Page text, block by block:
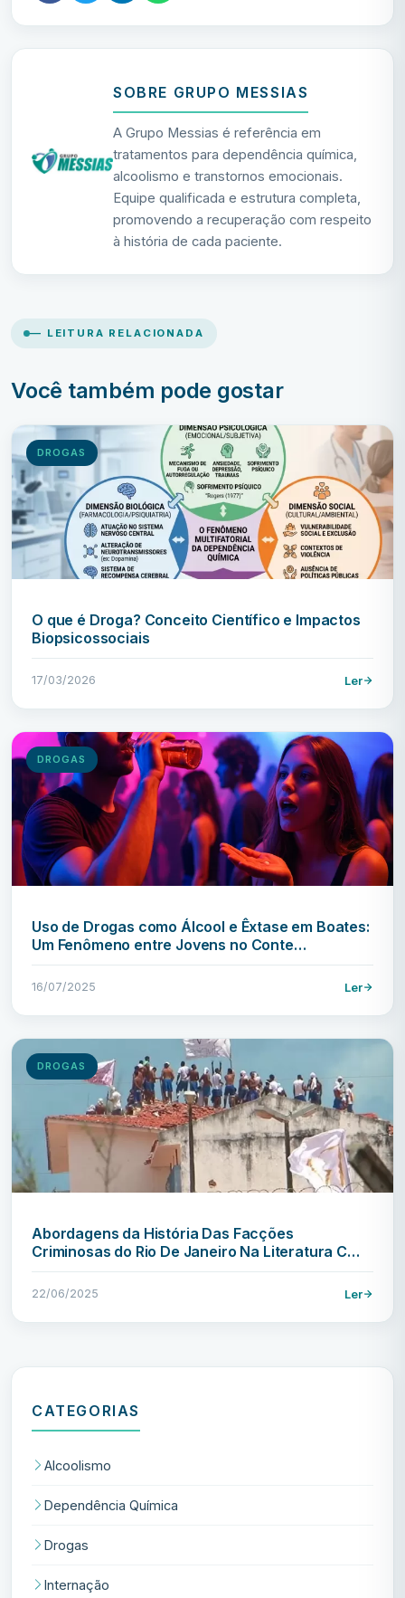
SOBRE GRUPO MESSIAS
A Grupo Messias é referência em
tratamentos para dependência química,
alcoolismo e transtornos emocionais.
Equipe qualificada e estrutura completa,
promovendo a recuperação com respeito
à história de cada paciente.
— LEITURA RELACIONADA
Você também pode gostar
DROGAS
O que é Droga? Conceito Científico e Impactos
Biopsicossociais
17/03/2026 Ler
DROGAS
Uso de Drogas como Álcool e Êxtase em Boates:
Um Fenômeno entre Jovens no Conte…
16/07/2025 Ler
DROGAS
Abordagens da História Das Facções
Criminosas do Rio De Janeiro Na Literatura C…
22/06/2025 Ler
CATEGORIAS
Alcoolismo
Dependência Química
Drogas
Internação